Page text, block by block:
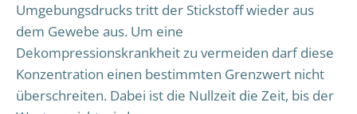
Umgebungsdrucks tritt der Stickstoff wieder aus
dem Gewebe aus. Um eine
Dekompressionskrankheit zu vermeiden darf diese
Konzentration einen bestimmten Grenzwert nicht
überschreiten. Dabei ist die Nullzeit die Zeit, bis der